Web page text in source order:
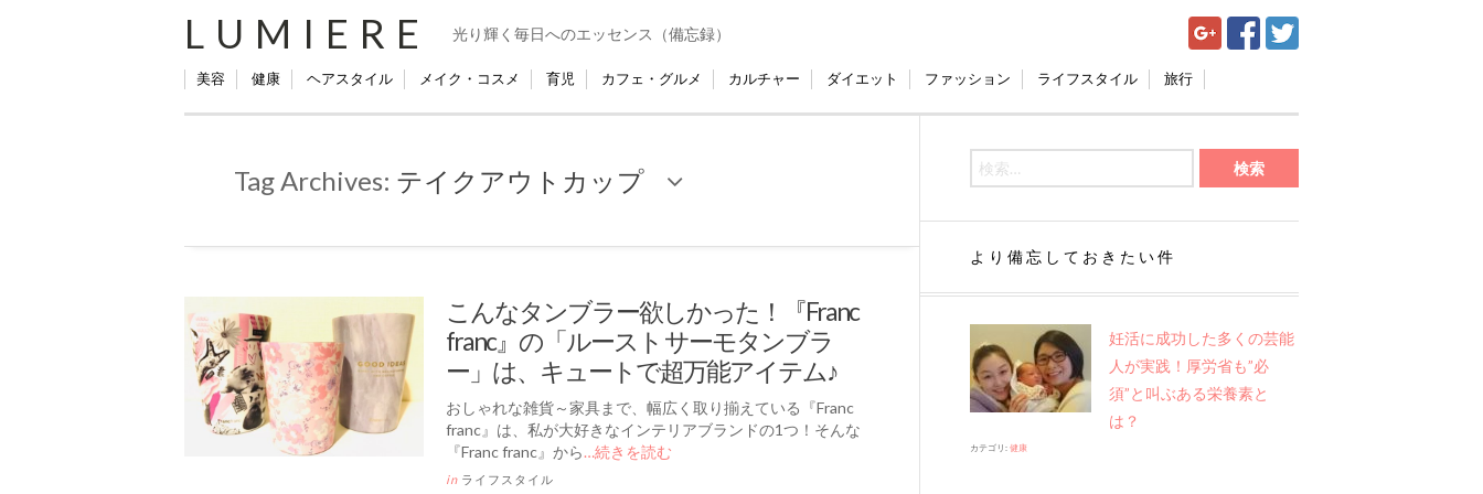
LUMIERE 光り輝く毎日へのエッセンス（備忘録）
美容 健康 ヘアスタイル メイク・コスメ 育児 カフェ・グルメ カルチャー ダイエット ファッション ライフスタイル 旅行
Tag Archives: テイクアウトカップ
こんなタンブラー欲しかった！『Franc
franc』の「ルースト サーモタンブラ
ー」は、キュートで超万能アイテム♪
おしゃれな雑貨～家具まで、幅広く取り揃えている『Franc
franc』は、私が大好きなインテリアブランドの1つ！そんな
『Franc franc』から…続きを読む
in ライフスタイル
より備忘しておきたい件
妊活に成功した多くの芸能
人が実践！厚労省も”必
須”と叫ぶある栄養素と
は？
カテゴリ: 健康